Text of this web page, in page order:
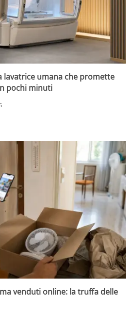
lavatrice umana che promette
pochi minuti
venduti online: la truffa delle